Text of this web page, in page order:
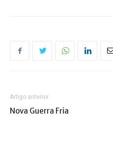
Artigo anterior
Nova Guerra Fria